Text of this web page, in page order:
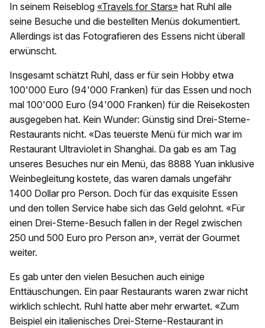
In seinem Reiseblog «Travels for Stars» hat Ruhl alle
seine Besuche und die bestellten Menüs dokumentiert.
Allerdings ist das Fotografieren des Essens nicht überall
erwünscht.
Insgesamt schätzt Ruhl, dass er für sein Hobby etwa
100'000 Euro (94'000 Franken) für das Essen und noch
mal 100'000 Euro (94'000 Franken) für die Reisekosten
ausgegeben hat. Kein Wunder: Günstig sind Drei-Sterne-
Restaurants nicht. «Das teuerste Menü für mich war im
Restaurant Ultraviolet in Shanghai. Da gab es am Tag
unseres Besuches nur ein Menü, das 8888 Yuan inklusive
Weinbegleitung kostete, das waren damals ungefähr
1400 Dollar pro Person. Doch für das exquisite Essen
und den tollen Service habe sich das Geld gelohnt. «Für
einen Drei-Sterne-Besuch fallen in der Regel zwischen
250 und 500 Euro pro Person an», verrät der Gourmet
weiter.
Es gab unter den vielen Besuchen auch einige
Enttäuschungen. Ein paar Restaurants waren zwar nicht
wirklich schlecht. Ruhl hatte aber mehr erwartet. «Zum
Beispiel ein italienisches Drei-Sterne-Restaurant in